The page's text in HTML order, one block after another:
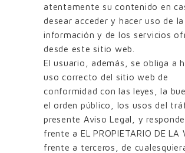
atentamente su contenido en
desear acceder y hacer uso de la
información y de los servicios
desde este sitio web.
El usuario, además, se obliga a
uso correcto del sitio web de
conformidad con las leyes, la
el orden público, los usos del
presente Aviso Legal, y
frente a EL PROPIETARIO DE LA
frente a terceros, de